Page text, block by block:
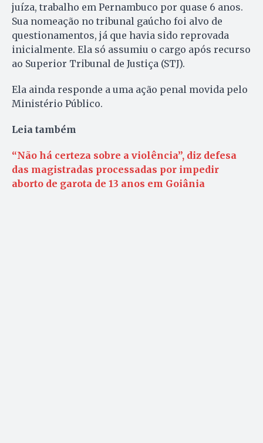
juíza, trabalho em Pernambuco por quase 6 anos.
Sua nomeação no tribunal gaúcho foi alvo de
questionamentos, já que havia sido reprovada
inicialmente. Ela só assumiu o cargo após recurso
ao Superior Tribunal de Justiça (STJ).
Ela ainda responde a uma ação penal movida pelo
Ministério Público.
Leia também
“Não há certeza sobre a violência”, diz defesa
das magistradas processadas por impedir
aborto de garota de 13 anos em Goiânia